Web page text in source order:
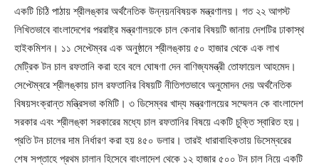
একটি চিঠি পাঠায় শ্রীলঙ্কার অর্থনৈতিক উন্নয়নবিষয়ক মন্ত্রণালয়। গত ২২ আগস্ট
লিখিতভাবে বাংলাদেশের পররাষ্ট্র মন্ত্রণালয়কে চাল কেনার বিষয়টি জানায় দেশটির ঢাকাস্থ
হাইকমিশন। ১১ সেপ্টেম্বর এক অনুষ্ঠানে শ্রীলঙ্কায় ৫০ হাজার থেকে এক লাখ
মেট্রিক টন চাল রফতানি করা হবে বলে ঘোষণা দেন বাণিজ্যমন্ত্রী তোফায়েল আহমেদ।
সেপ্টেম্বরে শ্রীলঙ্কায় চাল রফতানির বিষয়টি নীতিগতভাবে অনুমোদন দেয় অর্থনৈতিক
বিষয়সংক্রান্ত মন্ত্রিসভা কমিটি। ৩ ডিসেম্বর খাদ্য মন্ত্রণালয়ের সম্মেলন কে বাংলাদেশ
সরকার এবং শ্রীলঙ্কা সরকারের মধ্যে চাল রফতানির বিষয়ে একটি চুক্তি স্বারিত হয়।
প্রতি টন চালের দাম নির্ধারণ করা হয় ৪৫০ ডলার। তারই ধারাবাহিকতায় ডিসেম্বরের
শেষ সপ্তাহে প্রথম চালান হিসেবে বাংলাদেশ থেকে ১২ হাজার ৫০০ টন চাল নিয়ে একটি